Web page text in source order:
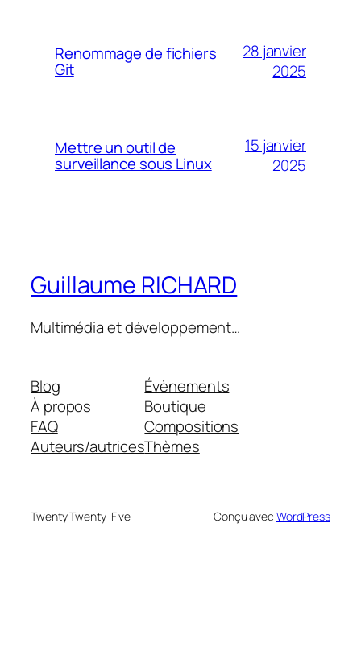
Renommage de fichiers
Git
28 janvier
2025
Mettre un outil de
surveillance sous Linux
15 janvier
2025
Guillaume RICHARD
Multimédia et développement…
Blog
À propos
FAQ
Auteurs/autrices
Évènements
Boutique
Compositions
Thèmes
Twenty Twenty-Five Conçu avec WordPress